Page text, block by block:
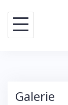
content
Galerie